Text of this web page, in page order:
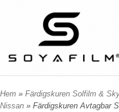
Hem » Färdigskuren Solfilm &
Nissan » Färdigskuren Avtagbar